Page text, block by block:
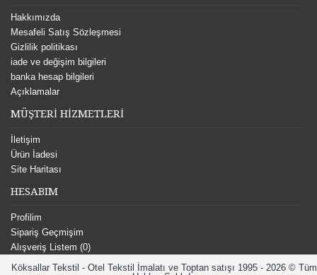
Hakkımızda
Mesafeli Satış Sözleşmesi
Gizlilik politikası
iade ve değişim bilgileri
banka hesap bilgileri
Açıklamalar
MÜŞTERİ HİZMETLERİ
İletişim
Ürün İadesi
Site Haritası
HESABIM
Profilim
Sipariş Geçmişim
Alışveriş Listem (0)
Köksallar Tekstil - Otel Tekstil İmalatı ve Toptan satışı 1995 - 2026 © Tüm